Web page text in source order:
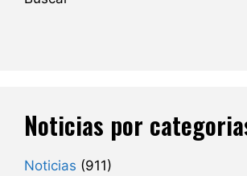
Noticias por
Noticias (911)